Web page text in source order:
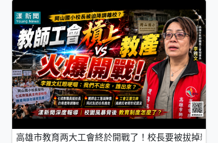
高雄市教育两大工會終於開戰了！校長要被拔掉親